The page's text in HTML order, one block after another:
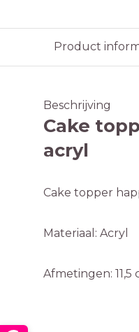
Product
Beschrijving
Cake
acryl
Cake topper
Materiaal: Acryl
Afmetingen: 11,5